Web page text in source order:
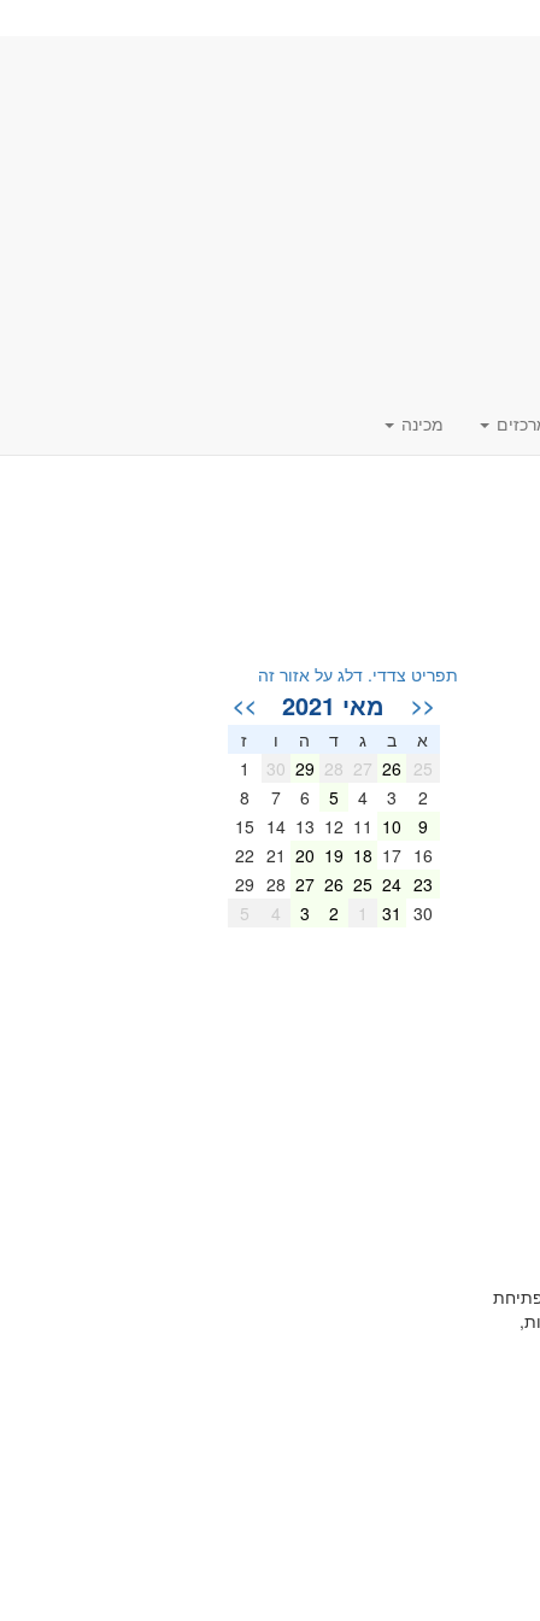
מכינה
בשעה 13:30 ייערך מפגש פתיחת
תפריט צדדי. דלג על אזור זה
<< מאי 2021 >>
א ב ג ד ה ו
ז
25
26
27
28
29
30
1
2
3
4
5
6
7
8
9
10
11
12
13
14
15
16
17
18
19
20
21
22
23
24
25
26
27
28
29
30
31
1
2
3
4
5